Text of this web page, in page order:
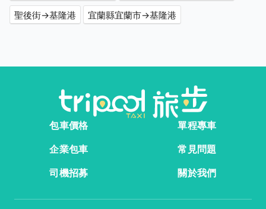
聖後街→基隆港
宜蘭縣宜蘭市→基隆港
包車價格
單程專車
企業包車
常見問題
司機招募
關於我們